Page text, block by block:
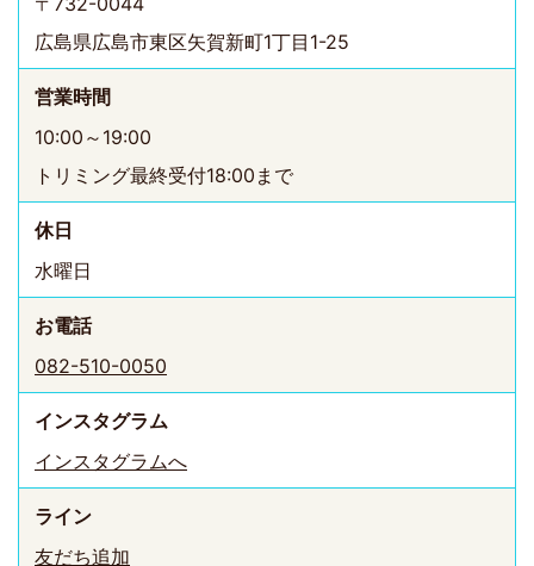
広島県広島市東区矢賀新町1丁目1-25
営業時間
10:00～19:00
トリミング最終受付18:00まで
休日
水曜日
お電話
082-510-0050
インスタグラム
インスタグラムへ
ライン
友だち追加